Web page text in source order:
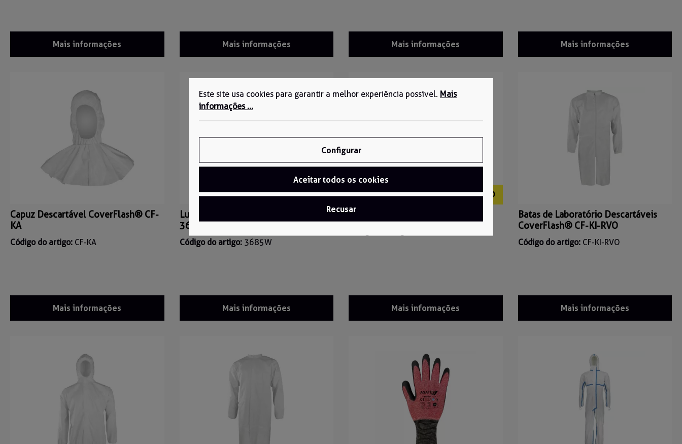
Mais informações Mais informações Mais informações Mais informações
Capuz Descartável CoverFlash® CF-
KA
Código do artigo: CF-KA
Mais informações
Level F
Luva de inverno resistente a cortes
3685W
Código do artigo: 3685W
Mais informações
Level D
Luvas anticorte 8099
Mais informações
Batas de Laboratório Descartáveis
CoverFlash® CF-KI-RVO
Código do artigo: CF-KI-RVO
Mais informações
Este site usa cookies para garantir a melhor experiência possível. Mais
informações ...
Configurar
Aceitar todos os cookies
Recusar